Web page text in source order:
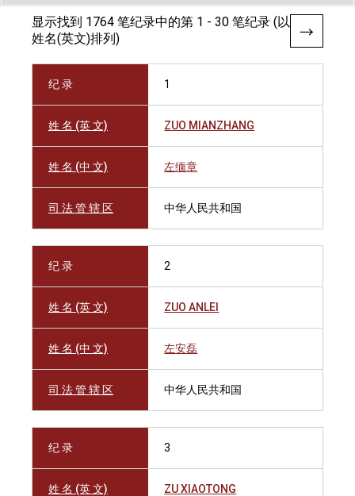
显示找到 1764 笔纪录中的第 1 - 30 笔纪录 (以
姓名(英文)排列)
纪 录 1
姓 名 (英 文) ZUO MIANZHANG
姓 名 (中 文) 左缅章
司 法 管 辖 区 中华人民共和国
纪 录 2
姓 名 (英 文) ZUO ANLEI
姓 名 (中 文) 左安磊
司 法 管 辖 区 中华人民共和国
纪 录 3
姓 名 (英 文) ZU XIAOTONG